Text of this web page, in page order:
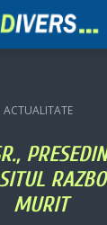
ACTUALITATE
MURIT